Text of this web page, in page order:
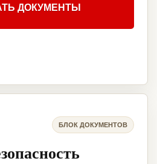
ДОКУМЕНТЫ
БЛОК ДОКУМЕНТОВ